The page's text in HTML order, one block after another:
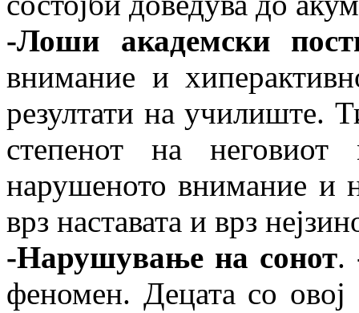
-Лоши академски
внимание и
резултати на училиште.
степенот на неговиот
нарушеното внимание и
врз наставата и врз
-Нарушување на сонот.
феномен. Децата со овој